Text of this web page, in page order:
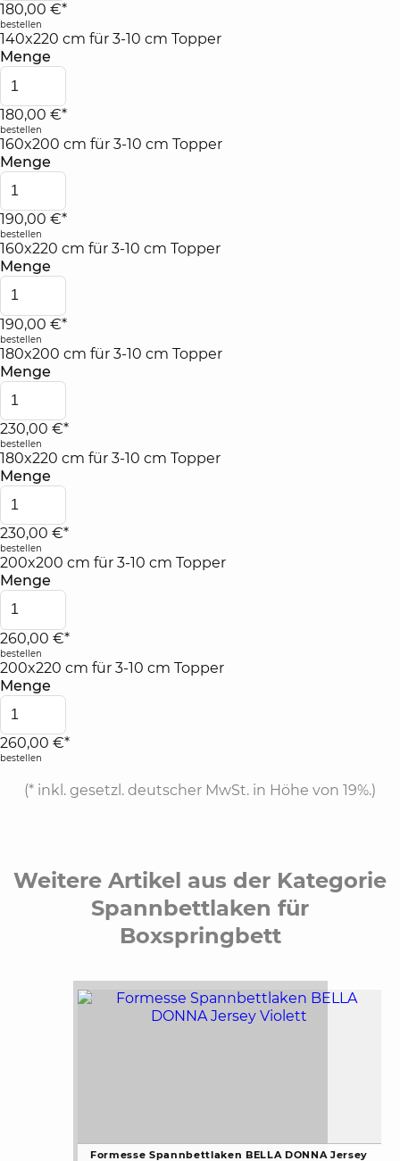
180,00 €*
bestellen
140x220 cm für 3-10 cm Topper
Menge
180,00 €*
bestellen
160x200 cm für 3-10 cm Topper
Menge
190,00 €*
bestellen
160x220 cm für 3-10 cm Topper
Menge
190,00 €*
bestellen
180x200 cm für 3-10 cm Topper
Menge
230,00 €*
bestellen
180x220 cm für 3-10 cm Topper
Menge
230,00 €*
bestellen
200x200 cm für 3-10 cm Topper
Menge
260,00 €*
bestellen
200x220 cm für 3-10 cm Topper
Menge
260,00 €*
bestellen
(* inkl. gesetzl. deutscher MwSt. in Höhe von 19%.)
Weitere Artikel aus der Kategorie
Spannbettlaken für
Boxspringbett
Formesse Spannbettlaken BELLA DONNA Jersey